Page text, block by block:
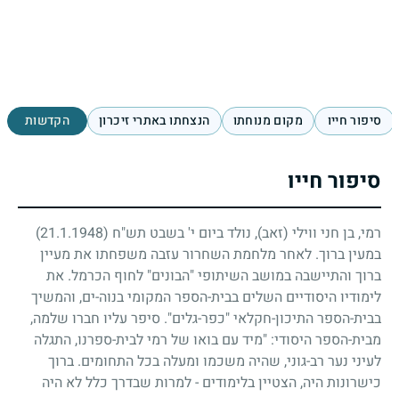
סיפור חייו מקום מנוחתו הנצחתו באתרי זיכרון הקדשות
סיפור חייו
רמי, בן חני ווילי (זאב), נולד ביום י' בשבט תש"ח (21.1.1948)
במעין ברוך. לאחר מלחמת השחרור עזבה משפחתו את מעיין
ברוך והתיישבה במושב השיתופי "הבונים" לחוף הכרמל. את
לימודיו היסודיים השלים בבית-הספר המקומי בנוה-ים, והמשיך
בבית-הספר התיכון-חקלאי "כפר-גלים". סיפר עליו חברו שלמה,
מבית-הספר היסודי: "מיד עם בואו של רמי לבית-ספרנו, התגלה
לעיני נער רב-גוני, שהיה משכמו ומעלה בכל התחומים. ברוך
כישרונות היה, הצטיין בלימודים -למרות שבדרך כלל לא היה